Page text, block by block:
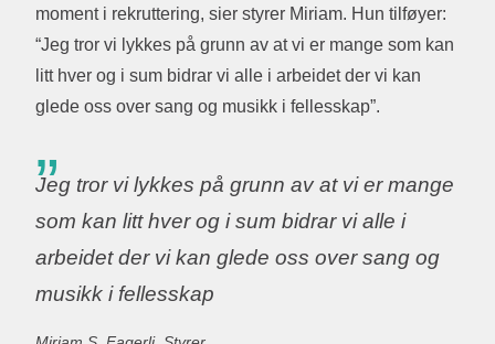
moment i rekruttering, sier styrer Miriam. Hun tilføyer:
“Jeg tror vi lykkes på grunn av at vi er mange som kan
litt hver og i sum bidrar vi alle i arbeidet der vi kan
glede oss over sang og musikk i fellesskap”.
Jeg tror vi lykkes på grunn av at vi er mange
som kan litt hver og i sum bidrar vi alle i
arbeidet der vi kan glede oss over sang og
musikk i fellesskap